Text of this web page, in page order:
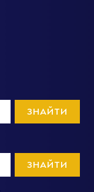
ЗНАЙТИ
ЗНАЙТИ